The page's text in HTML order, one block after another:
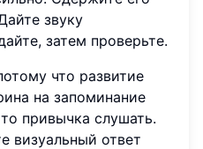
звуку
затем проверьте.
что развитие
на запоминание
привычка слушать.
визуальный ответ